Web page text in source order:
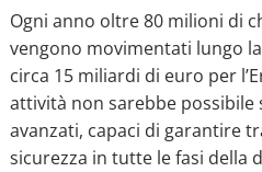
Ogni anno oltre 80 milioni di
vengono movimentati lungo
circa 15 miliardi di euro per
attività non sarebbe possibile
avanzati, capaci di garantire
sicurezza in tutte le fasi della